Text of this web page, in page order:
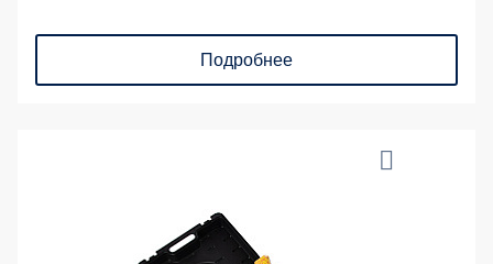
Подробнее